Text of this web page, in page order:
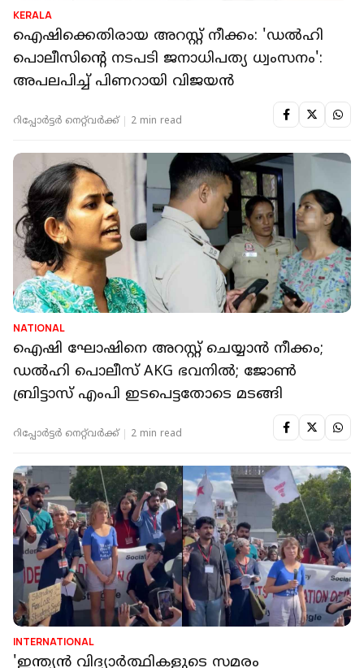
KERALA
ഐഷിക്കെതിരായ അറസ്റ്റ് നീക്കം: 'ഡല്‍ഹി
പൊലീസിന്റെ നടപടി ജനാധിപത്യ ധ്വംസനം':
അപലപിച്ച് പിണറായി വിജയന്‍
റിപ്പോർട്ടർ നെറ്റ്‌വര്‍ക്ക്‌ 2 min read
NATIONAL
ഐഷി ഘോഷിനെ അറസ്റ്റ് ചെയ്യാന്‍ നീക്കം;
ഡല്‍ഹി പൊലീസ് AKG ഭവനിൽ; ജോൺ
ബ്രിട്ടാസ് എംപി ഇടപെട്ടതോടെ മടങ്ങി
റിപ്പോർട്ടർ നെറ്റ്‌വര്‍ക്ക്‌ 2 min read
INTERNATIONAL
'ഇന്ത്യൻ വിദ്യാർത്ഥികളുടെ സമരം